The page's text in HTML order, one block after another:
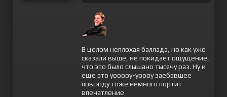
В целом неплохая баллада, но как уже
сказали выше, не покидает ощущение,
что это было слышано тысячу раз. Ну и
еще это уооооу-уоооу заебавшее
повсюду тоже немного портит
впечатление